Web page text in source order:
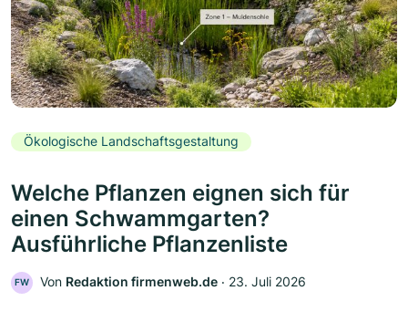
Ökologische Landschaftsgestaltung
Welche Pflanzen eignen sich für
einen Schwammgarten?
Ausführliche Pflanzenliste
FW Von Redaktion firmenweb.de ‧ 23. Juli 2026